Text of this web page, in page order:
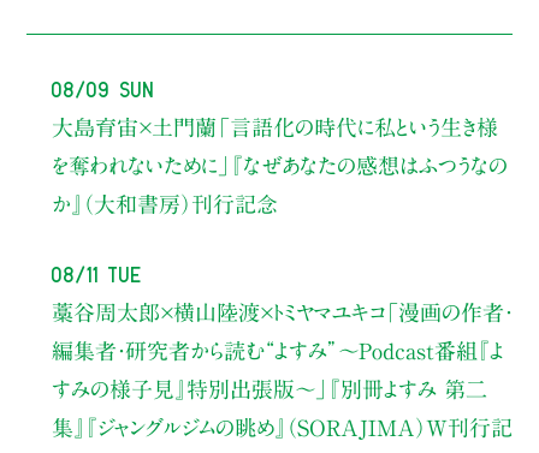
08/09 Sun
大島育宙×土門蘭 「言語化の時代に私という生き様
を奪われないために」
『なぜあなたの感想はふつうなの
か』（大和書房）刊行記念
08/11 Tue
藁谷周太郎×横山陸渡×トミヤマユキコ「漫画の作者・
編集者・研究者から読む“よすみ” 〜Podcast番組『よ
すみの様子見』特別出張版〜」
『別冊よすみ 第二
集』『ジャングルジムの眺め』（SORAJIMA）W刊行記